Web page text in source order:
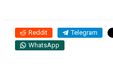
Reddit Telegram
WhatsApp